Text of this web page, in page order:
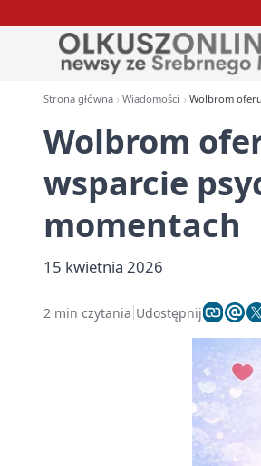
Strona główna Wiadomości Wolbrom
Wolbrom
wsparcie
momentach
15 kwietnia 2026
2 min czytania Udostępnij